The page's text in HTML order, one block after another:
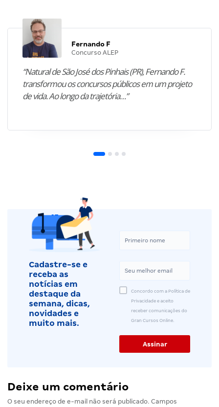
Fernando F
Concurso ALEP
“Natural de São José dos Pinhais (PR), Fernando F.
transformou os concursos públicos em um projeto
de vida. Ao longo da trajetória…”
Cadastre-se e
receba as
notícias em
destaque da
semana, dicas,
novidades e
muito mais.
Concordo com a Política de
Privacidade e aceito
receber comunicações do
Gran Cursos Online.
Deixe um comentário
O seu endereço de e-mail não será publicado. Campos